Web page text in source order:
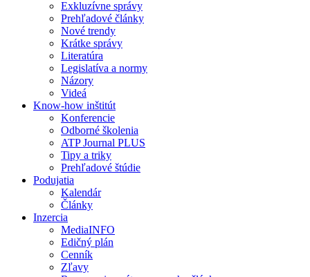
Exkluzívne správy
Prehľadové články
Nové trendy
Krátke správy
Literatúra
Legislatíva a normy
Názory
Videá
Know-how inštitút
Konferencie
Odborné školenia
ATP Journal PLUS
Tipy a triky
Prehľadové štúdie
Podujatia
Kalendár
Články
Inzercia
MediaINFO
Edičný plán
Cenník
Zľavy